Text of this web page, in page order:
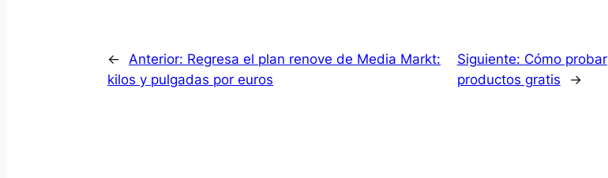
← Anterior: Regresa el plan renove de Media Markt:
kilos y pulgadas por euros
Siguiente: Cómo probar
productos gratis
→